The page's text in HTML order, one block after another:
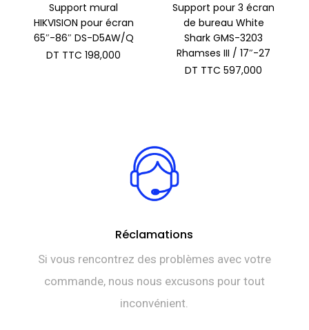
Support mural
HIKVISION pour écran
65″-86″ DS-D5AW/Q
DT TTC 198,000
Support pour 3 écran
de bureau White
Shark GMS-3203
Rhamses III / 17″-27
DT TTC 597,000
Réclamations
Si vous rencontrez des problèmes avec votre
commande, nous nous excusons pour tout
inconvénient.